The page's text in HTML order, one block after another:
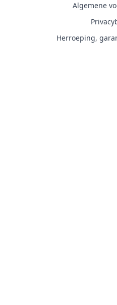
Algemene
Herroeping,